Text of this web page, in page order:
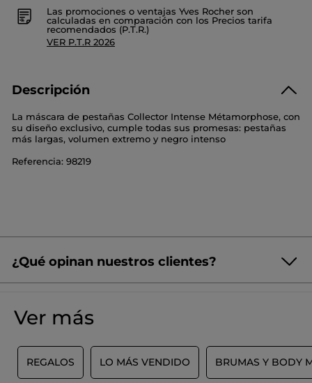
Las promociones o ventajas Yves Rocher son
calculadas en comparación con los Precios tarifa
recomendados (P.T.R.)
VER P.T.R 2026
Descripción
La máscara de pestañas Collector Intense Métamorphose, con
su diseño exclusivo, cumple todas sus promesas: pestañas
más largas, volumen extremo y negro intenso
Referencia: 98219
¿Qué opinan nuestros clientes?
No
AÑADIR UNA RESEÑA
Ver más
REGALOS LO MÁS VENDIDO BRUMAS Y BODY